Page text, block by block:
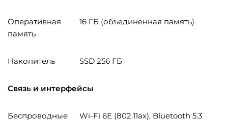
Оперативная
память
16 ГБ (объединенная память)
Накопитель SSD 256 ГБ
Связь и интерфейсы
Беспроводные
Wi-Fi 6E (802.11ax), Bluetooth 5.3